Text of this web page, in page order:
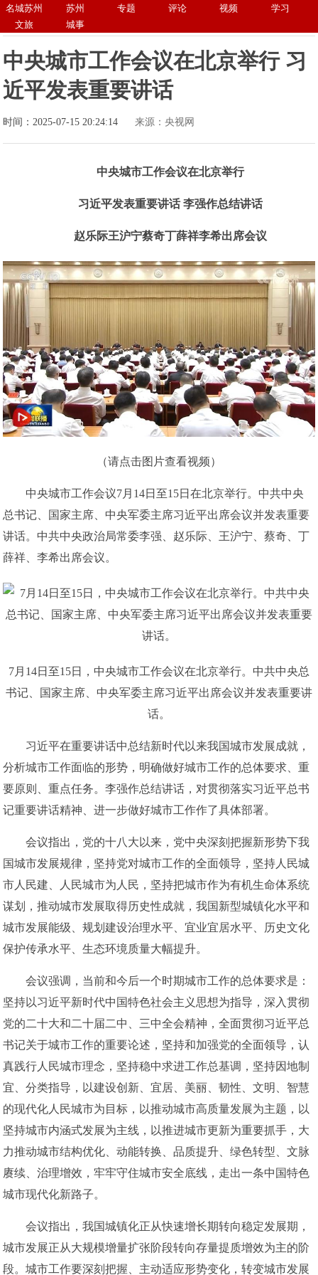
名城苏州 苏州 专题 评论 视频
学习
文旅
城事
中央城市工作会议在北京举行 习
近平发表重要讲话
时间：2025-07-15 20:24:14 来源：央视网
中央城市工作会议在北京举行
习近平发表重要讲话 李强作总结讲话
赵乐际王沪宁蔡奇丁薛祥李希出席会议
（请点击图片查看视频）
中央城市工作会议7月14日至15日在北京举行。中共中央
总书记、国家主席、中央军委主席习近平出席会议并发表重要
讲话。中共中央政治局常委李强、赵乐际、王沪宁、蔡奇、丁
薛祥、李希出席会议。
7月14日至15日，中央城市工作会议在北京举行。中共中央总
书记、国家主席、中央军委主席习近平出席会议并发表重要讲
话。
习近平在重要讲话中总结新时代以来我国城市发展成就，
分析城市工作面临的形势，明确做好城市工作的总体要求、重
要原则、重点任务。李强作总结讲话，对贯彻落实习近平总书
记重要讲话精神、进一步做好城市工作作了具体部署。
会议指出，党的十八大以来，党中央深刻把握新形势下我
国城市发展规律，坚持党对城市工作的全面领导，坚持人民城
市人民建、人民城市为人民，坚持把城市作为有机生命体系统
谋划，推动城市发展取得历史性成就，我国新型城镇化水平和
城市发展能级、规划建设治理水平、宜业宜居水平、历史文化
保护传承水平、生态环境质量大幅提升。
会议强调，当前和今后一个时期城市工作的总体要求是：
坚持以习近平新时代中国特色社会主义思想为指导，深入贯彻
党的二十大和二十届二中、三中全会精神，全面贯彻习近平总
书记关于城市工作的重要论述，坚持和加强党的全面领导，认
真践行人民城市理念，坚持稳中求进工作总基调，坚持因地制
宜、分类指导，以建设创新、宜居、美丽、韧性、文明、智慧
的现代化人民城市为目标，以推动城市高质量发展为主题，以
坚持城市内涵式发展为主线，以推进城市更新为重要抓手，大
力推动城市结构优化、动能转换、品质提升、绿色转型、文脉
赓续、治理增效，牢牢守住城市安全底线，走出一条中国特色
城市现代化新路子。
会议指出，我国城镇化正从快速增长期转向稳定发展期，
城市发展正从大规模增量扩张阶段转向存量提质增效为主的阶
段。城市工作要深刻把握、主动适应形势变化，转变城市发展